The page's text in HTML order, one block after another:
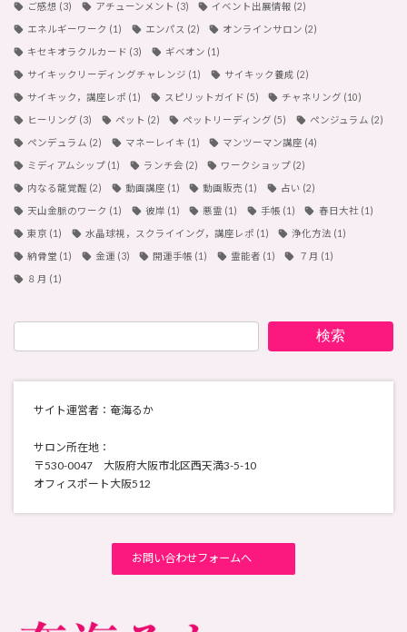
ご感想 (3) アチューンメント (3) イベント出展情報 (2)
エネルギーワーク (1) エンパス (2) オンラインサロン (2)
キセキオラクルカード (3) ギベオン (1)
サイキックリーディングチャレンジ (1) サイキック養成 (2)
サイキック，講座レポ (1) スピリットガイド (5) チャネリング (10)
ヒーリング (3) ペット (2) ペットリーディング (5) ペンジュラム (2)
ペンデュラム (2) マネーレイキ (1) マンツーマン講座 (4)
ミディアムシップ (1) ランチ会 (2) ワークショップ (2)
内なる龍覚醒 (2) 動画講座 (1) 動画販売 (1) 占い (2)
天山金脈のワーク (1) 彼岸 (1) 悪霊 (1) 手帳 (1) 春日大社 (1)
東京 (1) 水晶球視，スクライイング，講座レポ (1) 浄化方法 (1)
納骨堂 (1) 金運 (3) 開運手帳 (1) 霊能者 (1) ７月 (1)
８月 (1)
検索
サイト運営者：奄海るか
サロン所在地：
〒530-0047 大阪府大阪市北区西天満3-5-10
オフィスポート大阪512
お問い合わせフォームへ